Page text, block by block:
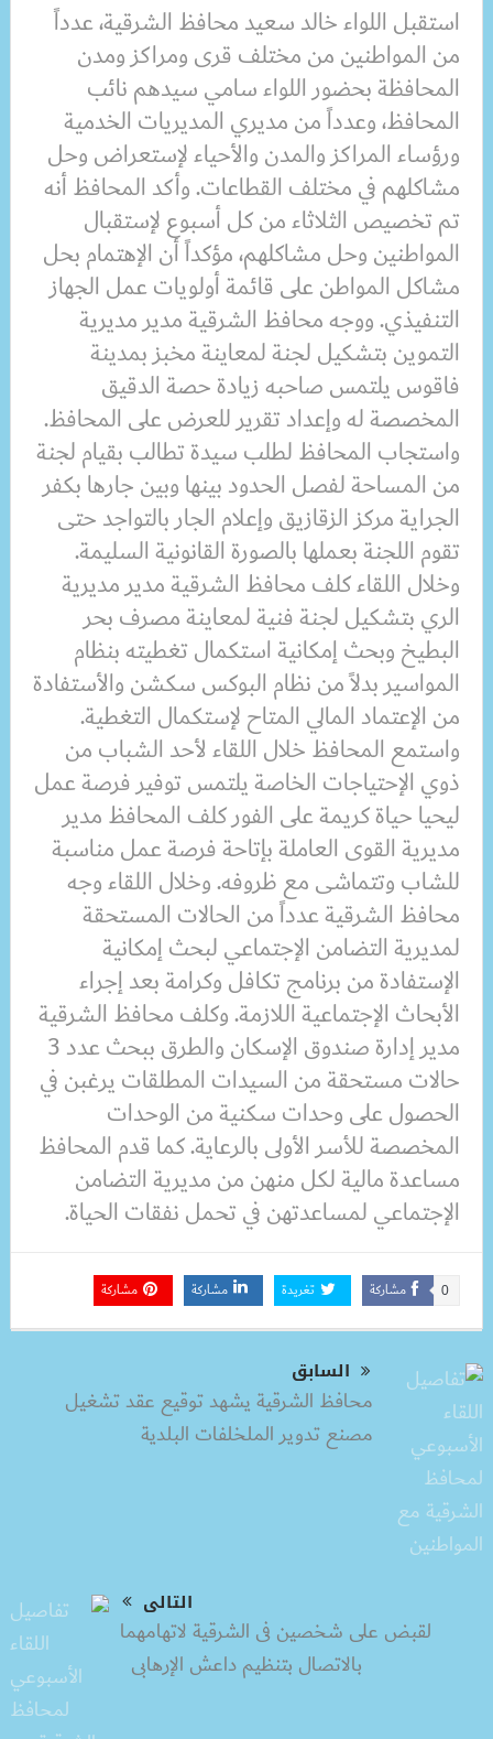
استقبل اللواء خالد سعيد محافظ الشرقية، عدداً
من المواطنين من مختلف قرى ومراكز ومدن
المحافظة بحضور اللواء سامي سيدهم نائب
المحافظ، وعدداً من مديري المديريات الخدمية
ورؤساء المراكز والمدن والأحياء لإستعراض وحل
مشاكلهم في مختلف القطاعات. وأكد المحافظ أنه
تم تخصيص الثلاثاء من كل أسبوع لإستقبال
المواطنين وحل مشاكلهم، مؤكداً أن الإهتمام بحل
مشاكل المواطن على قائمة أولويات عمل الجهاز
التنفيذي. ووجه محافظ الشرقية مدير مديرية
التموين بتشكيل لجنة لمعاينة مخبز بمدينة
فاقوس يلتمس صاحبه زيادة حصة الدقيق
المخصصة له وإعداد تقرير للعرض على المحافظ.
واستجاب المحافظ لطلب سيدة تطالب بقيام لجنة
من المساحة لفصل الحدود بينها وبين جارها بكفر
الجراية مركز الزقازيق وإعلام الجار بالتواجد حتى
تقوم اللجنة بعملها بالصورة القانونية السليمة.
وخلال اللقاء كلف محافظ الشرقية مدير مديرية
الري بتشكيل لجنة فنية لمعاينة مصرف بحر
البطيخ وبحث إمكانية استكمال تغطيته بنظام
المواسير بدلاً من نظام البوكس سكشن والأستفادة
من الإعتماد المالي المتاح لإستكمال التغطية.
واستمع المحافظ خلال اللقاء لأحد الشباب من
ذوي الإحتياجات الخاصة يلتمس توفير فرصة عمل
ليحيا حياة كريمة على الفور كلف المحافظ مدير
مديرية القوى العاملة بإتاحة فرصة عمل مناسبة
للشاب وتتماشى مع ظروفه. وخلال اللقاء وجه
محافظ الشرقية عدداً من الحالات المستحقة
لمديرية التضامن الإجتماعي لبحث إمكانية
الإستفادة من برنامج تكافل وكرامة بعد إجراء
الأبحاث الإجتماعية اللازمة. وكلف محافظ الشرقية
مدير إدارة صندوق الإسكان والطرق ببحث عدد 3
حالات مستحقة من السيدات المطلقات يرغبن في
الحصول على وحدات سكنية من الوحدات
المخصصة للأسر الأولى بالرعاية. كما قدم المحافظ
مساعدة مالية لكل منهن من مديرية التضامن
الإجتماعي لمساعدتهن في تحمل نفقات الحياة.
مشاركة 0 تغريدة مشاركة مشاركة
السابق
محافظ الشرقية يشهد توقيع عقد تشغيل
مصنع تدوير الملخلفات البلدية
التالى
لقبض على شخصين فى الشرقية لاتهامهما
بالاتصال بتنظيم داعش الإرهابى